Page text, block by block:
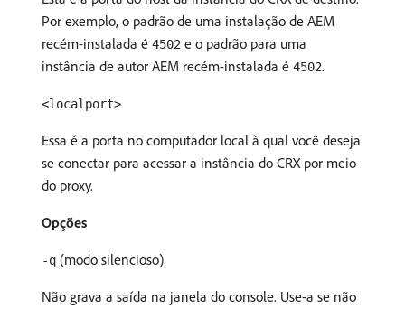
Por exemplo, o padrão de uma instalação de AEM
recém-instalada é 4502 e o padrão para uma
instância de autor AEM recém-instalada é 4502.
<localport>
Essa é a porta no computador local à qual você deseja
se conectar para acessar a instância do CRX por meio
do proxy.
Opções
-q (modo silencioso)
Não grava a saída na janela do console. Use-a se não